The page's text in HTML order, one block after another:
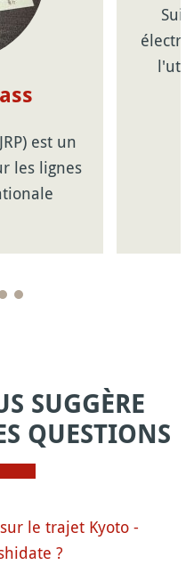
est un
les lignes
SUGGÈRE
QUESTIONS
le trajet Kyoto -
?